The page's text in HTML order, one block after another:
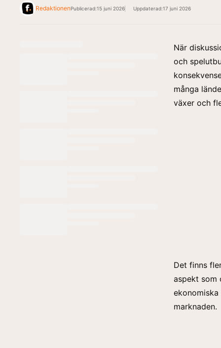
RedaktionenPublicerad:15 juni 2026 Uppdaterad:17 juni 2026
När
och
många
växer och
Det finns
aspekt som
marknaden.